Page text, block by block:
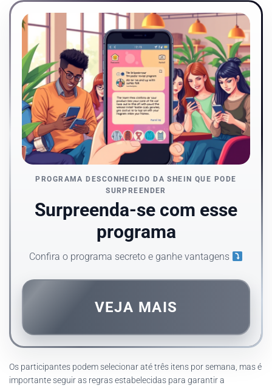
PROGRAMA DESCONHECIDO DA SHEIN QUE PODE
SURPREENDER
Surpreenda-se com esse
programa
Confira o programa secreto e ganhe vantagens
VEJA MAIS
Os participantes podem selecionar até três itens por semana, mas é
importante seguir as regras estabelecidas para garantir a